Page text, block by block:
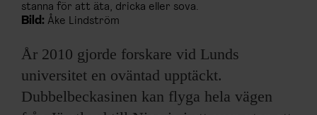
stanna för att äta, dricka eller sova.
Bild: Åke Lindström
År 2010 gjorde forskare vid Lunds
universitet en oväntad upptäckt.
Dubbelbeckasinen kan flyga hela vägen